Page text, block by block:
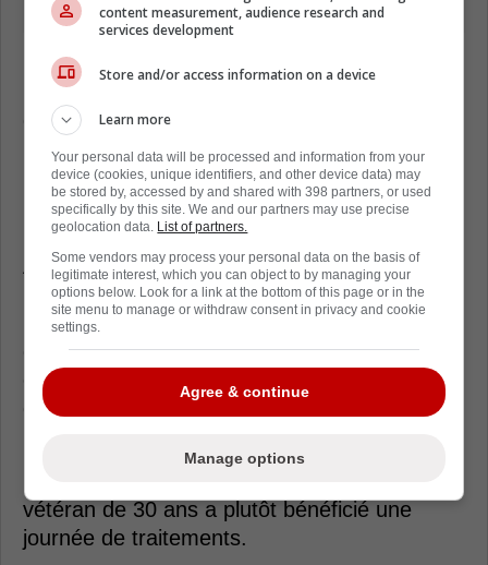
Il va sans dire que c'est une excellente
nouvelle pour le centre du deuxième trio,
d'autant plus qu'il a récolté 10 points, dont 8
buts, lors de ses 16 derniers matchs.
Finalement, plus de peur que de mal pour
Kirby Dach chez le Canadien!
À moins d'un retournement de situation
majeur, l'attaquant de 24 ans devrait bel et
bien être en uniforme jeudi soir contre le Wild
du Minnesota, lui qui devrait évoluer aux
côtés de
sur la
deuxième ligne.
Mis à part Kaiden Guhle,Josh Anderson
vétéran de 30 ans a plutôt bénéficié une
journée de traitements.
content measurement, audience research and
services development
Store and/or access information on a device
Learn more
Your personal data will be processed and information from your
device (cookies, unique identifiers, and other device data) may
be stored by, accessed by and shared with 398 partners, or used
specifically by this site. We and our partners may use precise
geolocation data. List of partners.
Some vendors may process your personal data on the basis of
legitimate interest, which you can object to by managing your
options below. Look for a link at the bottom of this page or in the
site menu to manage or withdraw consent in privacy and cookie
settings.
Agree & continue
Manage options